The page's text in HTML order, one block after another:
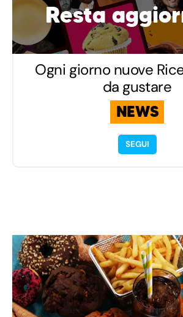
Resta
Ogni giorno nuove
da gustare
NEWS
SEGUI